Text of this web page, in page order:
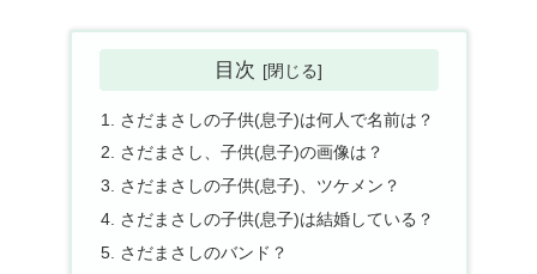
目次
さだまさしの子供(息子)は何人で名前は？
さだまさし、子供(息子)の画像は？
さだまさしの子供(息子)、ツケメン？
さだまさしの子供(息子)は結婚している？
さだまさしのバンド？